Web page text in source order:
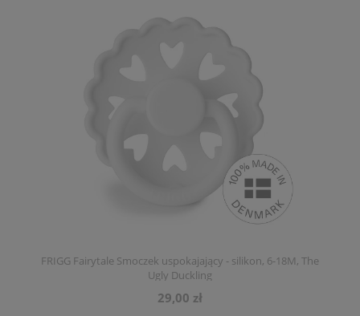
FRIGG Fairytale Smoczek uspokajający - silikon, 6-18M, The
Ugly Duckling
29,00 zł